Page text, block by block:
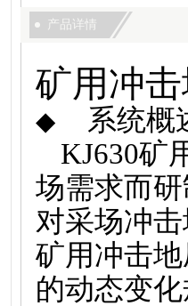
产品详情
矿用冲
◆
系统概
KJ630矿
场需求而
对采场冲
矿用冲击
的动态变